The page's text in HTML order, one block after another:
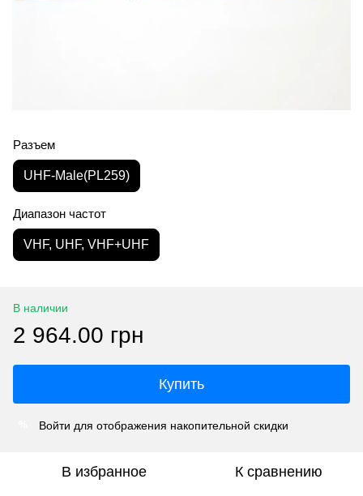
Разъем
UHF-Male(PL259)
Диапазон частот
VHF, UHF, VHF+UHF
В наличии
2 964.00 грн
Купить
Войти для отображения накопительной скидки
В избранное К сравнению